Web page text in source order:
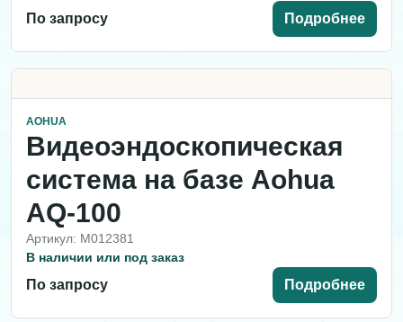
По запросу Подробнее
AOHUA
Видеоэндоскопическая
система на базе Aohua
AQ-100
Артикул: M012381
В наличии или под заказ
По запросу Подробнее